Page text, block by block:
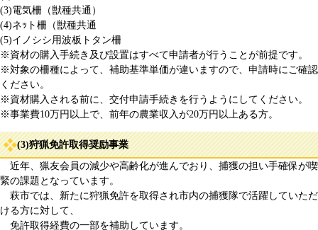
(3)電気柵（獣種共通）
(4)ネｯト柵（獣種共通
(5)イノシシ用波板トタン柵
※資材の購入手続き及び設置はすべて申請者が行うことが前提です。
※対象の柵種によって、補助基準単価が違いますので、申請時にご確認
ください。
※資材購入される前に、交付申請手続きを行うようにしてください。
※事業費10万円以上で、前年の農業収入が20万円以上ある方。
(3)狩猟免許取得奨励事業
近年、猟友会員の減少や高齢化が進んでおり、捕獲の担い手確保が喫
緊の課題となっています。
萩市では、新たに狩猟免許を取得され市内の捕獲隊で活躍していただ
ける方に対して、
免許取得経費の一部を補助しています。